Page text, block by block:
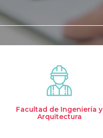
Facultad de Ingeniería y
Arquitectura